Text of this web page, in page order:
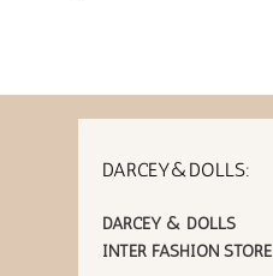
DARCEY&DOLLS:
DARCEY & DOLLS
INTER FASHION STORE